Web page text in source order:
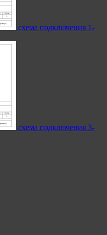
схема подключения 1-
схема подключения 3-